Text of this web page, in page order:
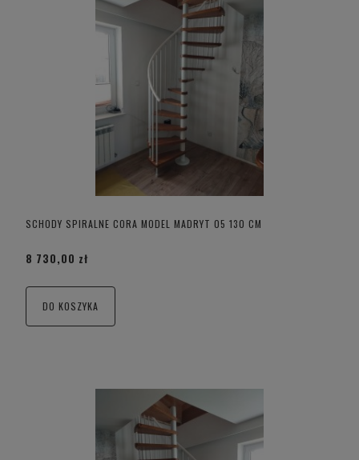
SCHODY SPIRALNE CORA MODEL MADRYT 05 130 CM
8 730,00 zł
DO KOSZYKA